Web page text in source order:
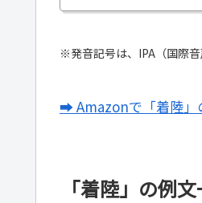
※発音記号は、IPA（国際音
➡ Amazonで「着陸」
「着陸」の例